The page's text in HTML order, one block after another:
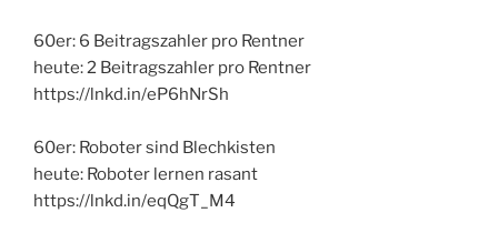
60er: 6 Beitragszahler pro Rentner
heute: 2 Beitragszahler pro Rentner
https://lnkd.in/eP6hNrSh
60er: Roboter sind Blechkisten
heute: Roboter lernen rasant
https://lnkd.in/eqQgT_M4